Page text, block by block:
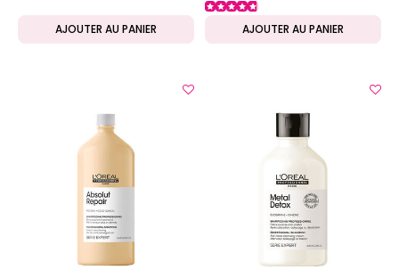
AJOUTER AU PANIER AJOUTER AU PANIER